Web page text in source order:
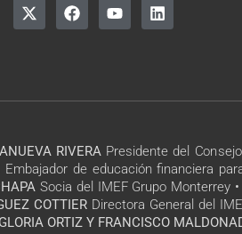
RIVERA Presidente del
Embajador de educación financiera
Socia del IMEF Grupo Monterrey •
COTTIER Directora General del
GLORIA ORTIZ Y FRANCISCO